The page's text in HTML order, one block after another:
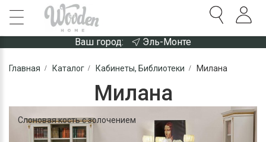
Ваш город: Эль-Монте
Главная Каталог Кабинеты, Библиотеки Милана
Милана
Слоновая кость с золочением